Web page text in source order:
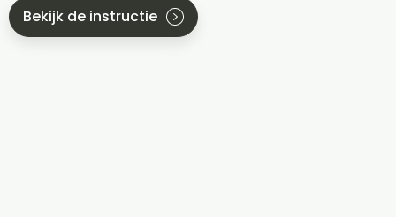
Bekijk de instructie